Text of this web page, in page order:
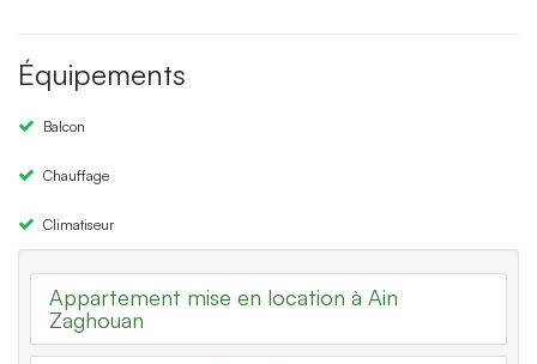
Équipements
Balcon
Chauffage
Climatiseur
Appartement mise en location à Ain
Zaghouan